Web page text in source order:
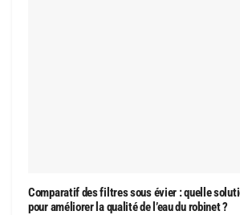
Comparatif des filtres sous évier : quelle
pour améliorer la qualité de l’eau du robinet ?